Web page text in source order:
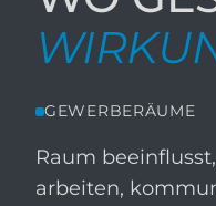
Raum
arbeiten,
GEWERBERÄUME